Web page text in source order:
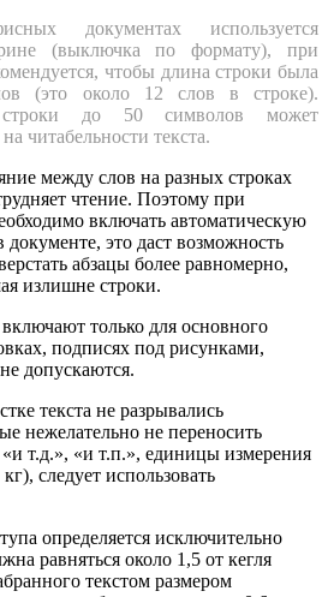
документах используется
(выключка по формату), при
чтобы длина строки была
(это около 12 слов в строке).
до 50 символов может
читабельности текста.
между слов на разных строках
чтение. Поэтому при
включать автоматическую
документе, это даст возможность
абзацы более равномерно,
излишне строки.
только для основного
подписях под рисунками,
допускаются.
текста не разрывались
нежелательно не переносить
т.д.», «и т.п.», единицы измерения
следует использовать
определяется исключительно
равняться около 1,5 от кегля
текстом размером